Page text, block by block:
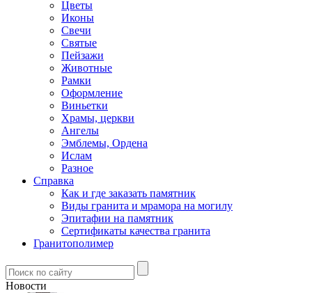
Цветы
Иконы
Свечи
Святые
Пейзажи
Животные
Рамки
Оформление
Виньетки
Храмы, церкви
Ангелы
Эмблемы, Ордена
Ислам
Разное
Справка
Как и где заказать памятник
Виды гранита и мрамора на могилу
Эпитафии на памятник
Сертификаты качества гранита
Гранитополимер
Новости